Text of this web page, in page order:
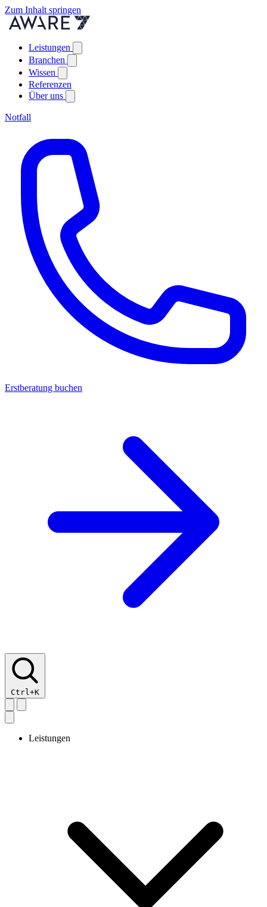
Zum Inhalt springen
Leistungen
Branchen
Wissen
Referenzen
Über uns
Notfall
Erstberatung buchen
Ctrl+K
Leistungen